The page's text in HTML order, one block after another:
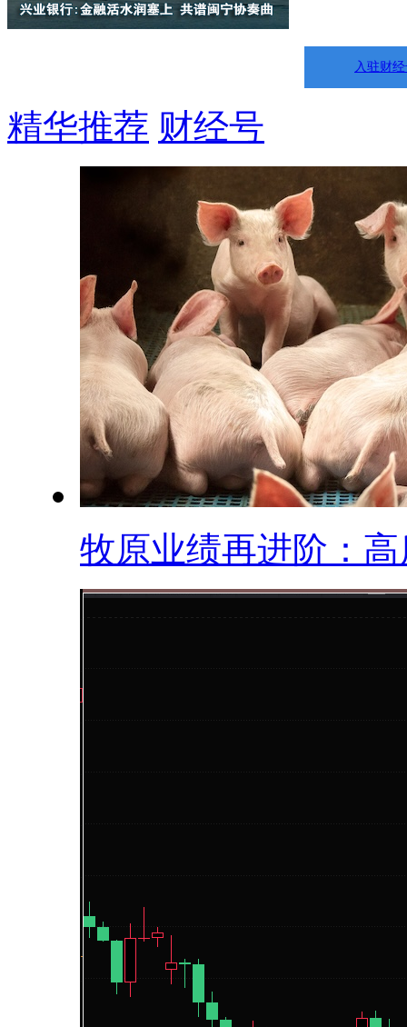
入驻财
精华推荐 财经号
牧原业绩再进阶：高